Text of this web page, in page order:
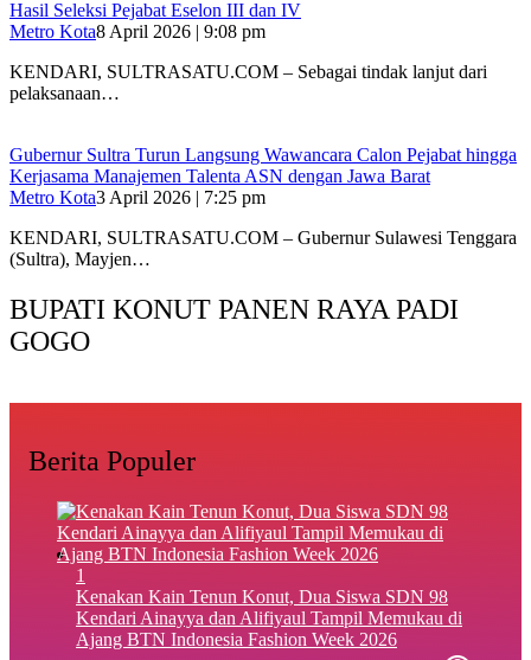
Hasil Seleksi Pejabat Eselon III dan IV
Metro Kota8 April 2026 | 9:08 pm
KENDARI, SULTRASATU.COM – Sebagai tindak lanjut dari
pelaksanaan…
Gubernur Sultra Turun Langsung Wawancara Calon Pejabat hingga
Kerjasama Manajemen Talenta ASN dengan Jawa Barat
Metro Kota3 April 2026 | 7:25 pm
KENDARI, SULTRASATU.COM – Gubernur Sulawesi Tenggara
(Sultra), Mayjen…
BUPATI KONUT PANEN RAYA PADI
GOGO
Berita Populer
1
‎Kenakan Kain Tenun Konut, Dua Siswa SDN 98
Kendari Ainayya dan Alifiyaul Tampil Memukau di
Ajang BTN Indonesia Fashion Week 2026